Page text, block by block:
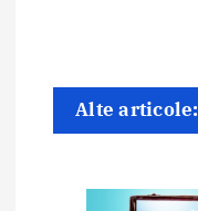
n
a
Alte articole: